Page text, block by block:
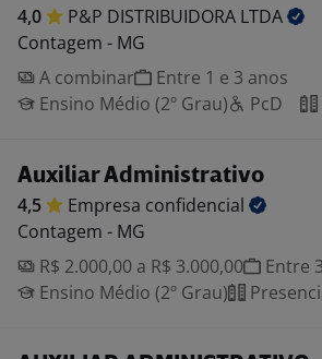
4,0 P&P DISTRIBUIDORA LTDA
Contagem - MG
A combinar
Entre 1 e 3 anos
Ensino Médio (2º Grau)
PcD
Auxiliar Administrativo
4,5 Empresa confidencial
Contagem - MG
R$ 2.000,00 a R$ 3.000,00
Entre
Ensino Médio (2º Grau)